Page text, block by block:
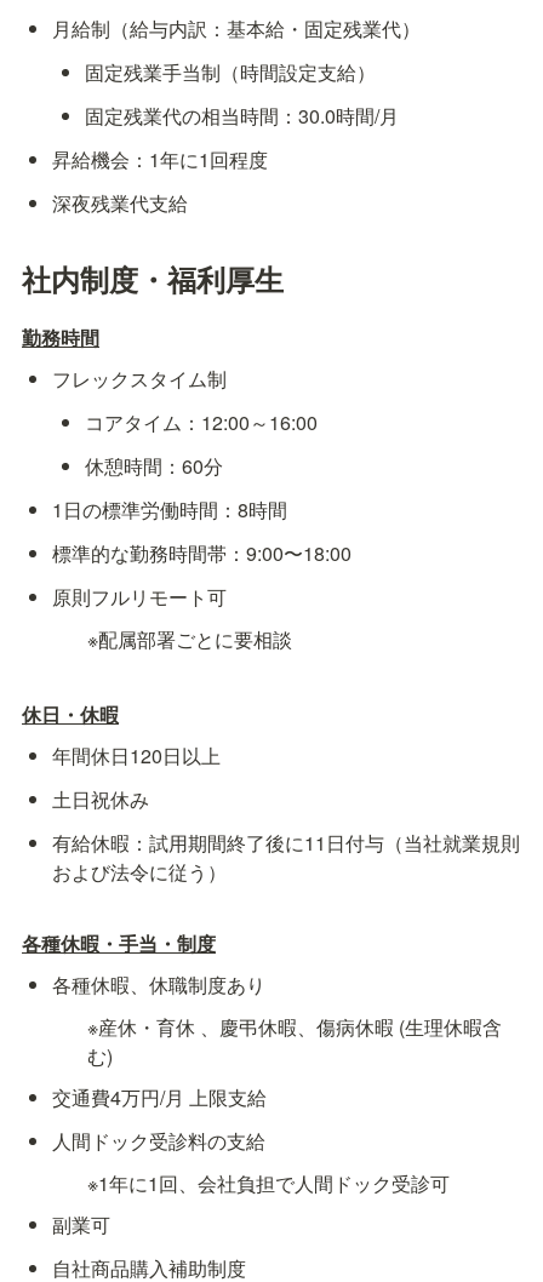
月給制（給与内訳：基本給・固定残業代）
固定残業手当制（時間設定支給）
固定残業代の相当時間：30.0時間/月
昇給機会：1年に1回程度
深夜残業代支給
社内制度・福利厚生
勤務時間
フレックスタイム制
コアタイム：12:00～16:00
休憩時間：60分
1日の標準労働時間：8時間
標準的な勤務時間帯：9:00〜18:00
原則フルリモート可
※配属部署ごとに要相談
休日・休暇
年間休日120日以上
土日祝休み
有給休暇：試用期間終了後に11日付与（当社就業規則
および法令に従う）
各種休暇・手当・制度
各種休暇、休職制度あり
※産休・育休 、慶弔休暇、傷病休暇 (生理休暇含
む)
交通費4万円/月 上限支給
人間ドック受診料の支給
※1年に1回、会社負担で人間ドック受診可
副業可
自社商品購入補助制度